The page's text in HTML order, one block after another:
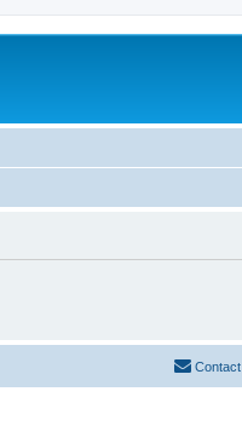
Contact